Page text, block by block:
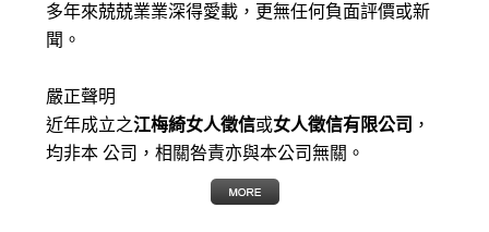
多年來兢兢業業深得愛載，更無任何負面評價或新
聞。
嚴正聲明
近年成立之江梅綺女人徵信或女人徵信有限公司 ，
均非本 公司，相關咎責亦與本公司無關。